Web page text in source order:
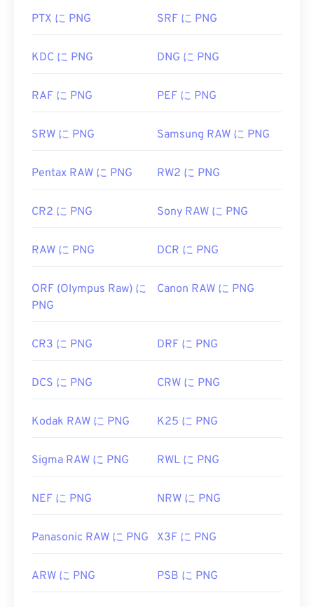
Adobe Photoshop
などの代替プログラムが便利で
イズが大きいため、ウェブページに追加する際に注
は、画像に透明部分、特に透明な背景を作成できる
初回リリース:1996年10月1日
PNGに関するWiki記事
カラーピッカー
を使用して画像から色を選択します
PTX に PNG SRF に PNG
KDC に PNG DNG に PNG
RAF に PNG PEF に PNG
SRW に PNG Samsung RAW に PNG
Pentax RAW に PNG RW2 に PNG
CR2 に PNG Sony RAW に PNG
RAW に PNG DCR に PNG
ORF (Olympus Raw) に
PNG
Canon RAW に PNG
CR3 に PNG DRF に PNG
DCS に PNG CRW に PNG
Kodak RAW に PNG K25 に PNG
Sigma RAW に PNG RWL に PNG
NEF に PNG NRW に PNG
Panasonic RAW に PNG X3F に PNG
ARW に PNG PSB に PNG